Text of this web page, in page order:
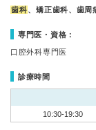
歯科、矯正歯科、歯周
専門医・資格：
口腔外科専門医
診療時間
10:30-19:30